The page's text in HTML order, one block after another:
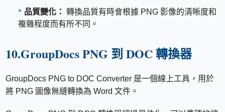
品質變化： 轉換品質有時會根據 PNG 影像的清晰度和
複雜程度而有所不同。
10.GroupDocs PNG 到 DOC 轉換器
GroupDocs PNG to DOC Converter 是一個線上工具，用於
將 PNG 圖像無縫轉換為 Word 文件。